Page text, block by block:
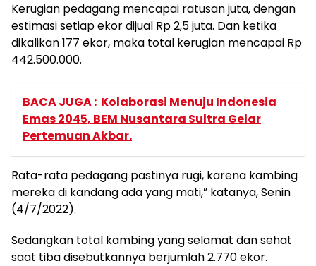
Kerugian pedagang mencapai ratusan juta, dengan
estimasi setiap ekor dijual Rp 2,5 juta. Dan ketika
dikalikan 177 ekor, maka total kerugian mencapai Rp
442.500.000.
BACA JUGA : Kolaborasi Menuju Indonesia
Emas 2045, BEM Nusantara Sultra Gelar
Pertemuan Akbar.
Rata-rata pedagang pastinya rugi, karena kambing
mereka di kandang ada yang mati,” katanya, Senin
(4/7/2022).
Sedangkan total kambing yang selamat dan sehat
saat tiba disebutkannya berjumlah 2.770 ekor.